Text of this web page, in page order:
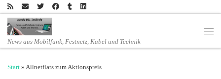
Zum Inhalt springen
News aus Mobilfunk, Festnetz, Kabel und Technik
Start » Allnetflats zum Aktionspreis